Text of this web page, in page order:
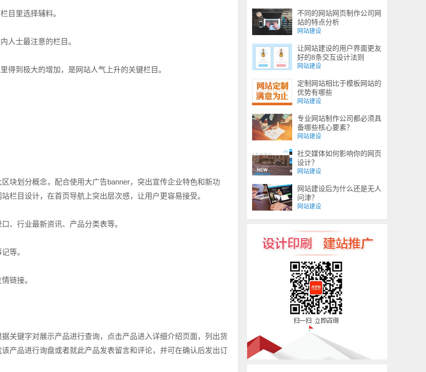
里选择辅料。
士最注意的栏目。
到极大的增加，是网站人气上升的关键栏目。
划分概念，配合使用大广告banner，突出宣传企业特色和新功
栏目设计，在首页导航上突出层次感，让用户更容易接受。
行业最新资讯、产品分类表等。
等。
链接。
键字对展示产品进行查询，点击产品进入详细介绍页面，列出货
产品进行询盘或者就此产品发表留言和评论，并可在确认后发出订
不同的网站网页制作公司网
站的特点分析
网站建设
让网站建设的用户界面更友
好的8条交互设计法则
网站建设
定制网站相比于模板网站的
优势有哪些
网站建设
专业网站制作公司都必须具
备哪些核心要素？
网站建设
社交媒体如何影响你的网页
设计？
网站建设
网站建设后为什么还是无人
问津？
网站建设